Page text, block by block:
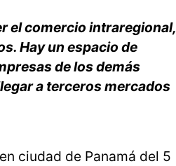
el comercio intraregional,
Hay un espacio de
de los demás
a terceros mercados
ciudad de Panamá del 5